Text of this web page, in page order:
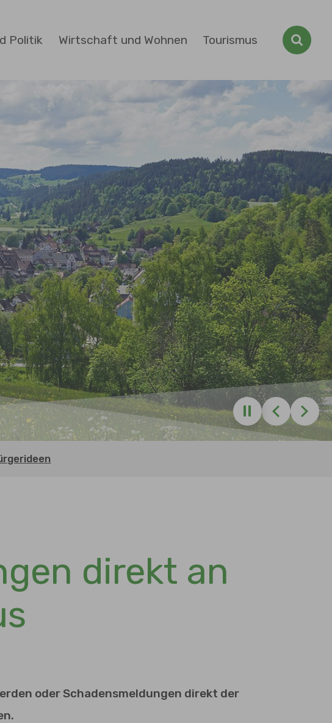
Politik Wirtschaft und Wohnen Tourismus
Zurück
direkt an
oder Schadensmeldungen direkt der